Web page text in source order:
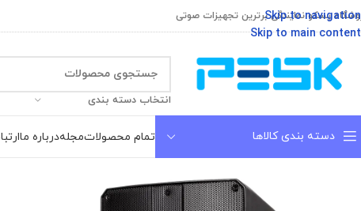
Skip to navigation
Skip to main content
پسکو نمایندگی برترین تجهیزات صوتی
انتخاب دسته بندی
دسته بندی کالاها تمام محصولاتمجلهدرباره ما